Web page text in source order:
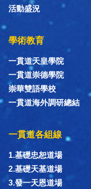
活動盛況
學術教育
一貫道天皇學院
一貫道崇德學院
崇華雙語學校
一貫道海外調研總結
一貫道各組線
1.基礎忠恕道場
2.基礎天基道場
3.發一天恩道場